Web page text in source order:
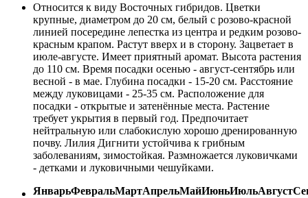
Относится к виду Восточных гибридов. Цветки
крупные, диаметром до 20 см, белый с розово-красной
линией посередине лепестка из центра и редким розово-
красным крапом. Растут вверх и в сторону. Зацветает в
июле-августе. Имеет приятный аромат. Высота растения
до 110 см. Время посадки осенью - август-сентябрь или
весной - в мае. Глубина посадки - 15-20 см. Расстояние
между луковицами - 25-35 см. Расположение для
посадки - открытые и затенённые места. Растение
требует укрытия в первый год. Предпочитает
нейтральную или слабокислую хорошо дренированную
почву. Лилия Дигнити устойчива к грибным
заболеваниям, зимостойкая. Размножается луковичками
- детками и луковичными чешуйками.
ЯнварьФевральМартАпрельМайИюньИюльАвгуст